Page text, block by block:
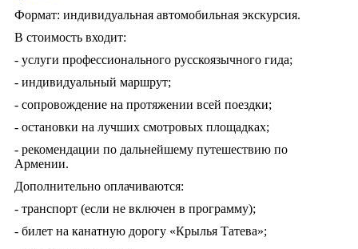
Формат: индивидуальная автомобильная экскурсия.
В стоимость входит:
- услуги профессионального русскоязычного гида;
- индивидуальный маршрут;
- сопровождение на протяжении всей поездки;
- остановки на лучших смотровых площадках;
- рекомендации по дальнейшему путешествию по
Армении.
Дополнительно оплачиваются:
- транспорт (если не включен в программу);
- билет на канатную дорогу «Крылья Татева»;